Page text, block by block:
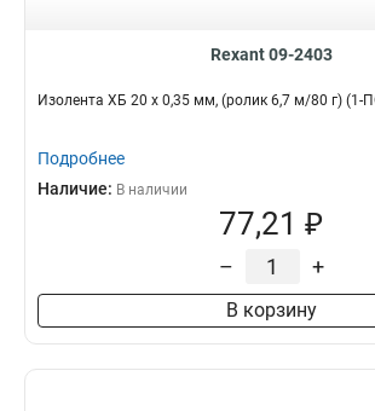
Rexant 09-2403
Изолента ХБ 20 х 0,35 мм, (ролик 6,7 м/80 г) (1-
Подробнее
Наличие: В наличии
77,21 ₽
– +
В корзину